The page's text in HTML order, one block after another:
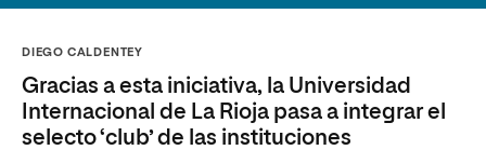
DIEGO CALDENTEY
Gracias a esta iniciativa, la Universidad
Internacional de La Rioja pasa a integrar el
selecto ‘club’ de las instituciones